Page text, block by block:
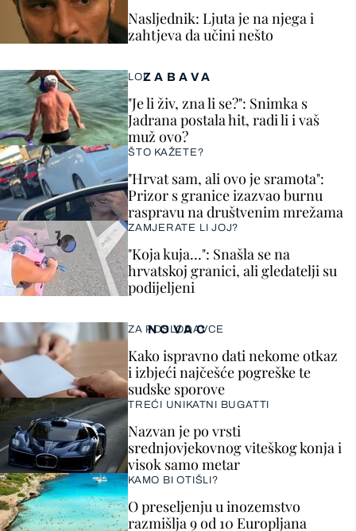
ZABAVA
LOL
"Je li živ, zna li se?": Snimka s
Jadrana postala hit, radi li i vaš
muž ovo?
ŠTO KAŽETE?
"Hrvat sam, ali ovo je sramota":
Prizor s granice izazvao burnu
raspravu na društvenim mrežama
ZAMJERATE LI JOJ?
"Koja kuja…": Snašla se na
hrvatskoj granici, ali gledatelji su
podijeljeni
Nasljednik: Ljuta je na njega i
zahtjeva da učini nešto
NOVAC
ZA POSLODAVCE
Kako ispravno dati nekome otkaz
i izbjeći najčešće pogreške te
sudske sporove
TREĆI UNIKATNI BUGATTI
Nazvan je po vrsti
srednjovjekovnog viteškog konja i
visok samo metar
KAMO BI OTIŠLI?
O preseljenju u inozemstvo
razmišlja 9 od 10 Europljana